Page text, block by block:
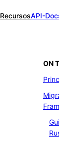
RecursosAPI-
ON